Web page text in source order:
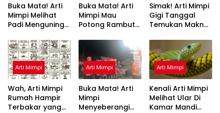
Buka Mata! Arti
Mimpi Melihat
Padi Menguning
Diketahui
Buka Mata! Arti
Mimpi Mau
Potong Rambut
Ini Penjelasannya
Simak! Arti Mimpi
Gigi Tanggal
Temukan Makna
Arti Mimpi
Wah, Arti Mimpi
Rumah Hampir
Terbakar yang
Arti Mimpi
Buka Mata! Arti
Mimpi
Menyeberangi
Arti Mimpi
Kenali Arti Mimpi
Melihat Ular Di
Kamar Mandi